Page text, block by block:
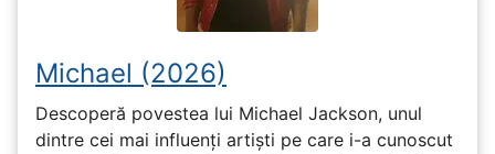
Michael (2026)
Descoperă povestea lui Michael Jackson, unul
dintre cei mai influenți artiști pe care i-a cunoscut